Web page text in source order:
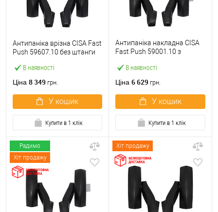
В наявності
Антипаніка врізна CISA Fast
Push 59607.10 без штанги
Ціна 8 349 грн.
У кошик
Купити в 1 клік
В наявності
Антипаніка накладна CISA
Fast Push 59001.10 з
Ціна 6 629 грн.
У кошик
Купити в 1 клік
Радимо
Хіт продажу
Хіт продажу